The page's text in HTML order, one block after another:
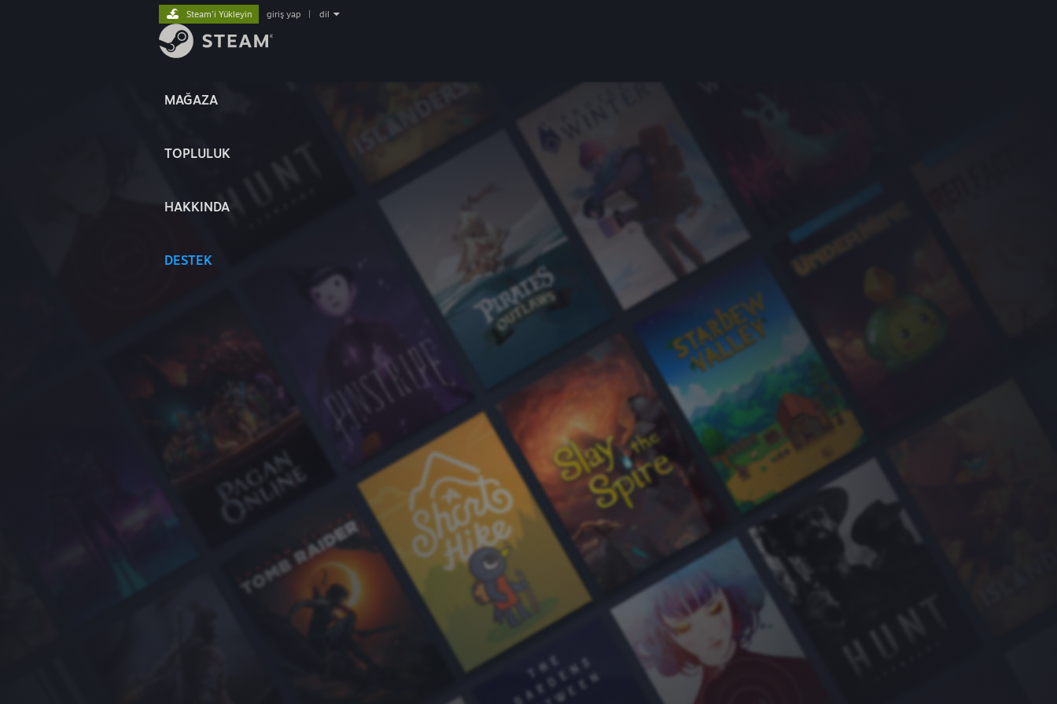
MAĞAZA
TOPLULUK
HAKKINDA
DESTEK
Steam'i Yükleyin giriş yap dil